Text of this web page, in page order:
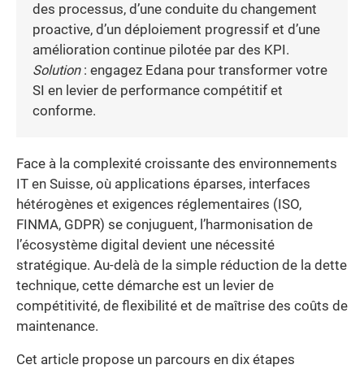
des processus, d’une conduite du changement
proactive, d’un déploiement progressif et d’une
amélioration continue pilotée par des KPI.
Solution: engagez Edana pour transformer votre
SI en levier de performance compétitif et
conforme.
Face à la complexité croissante des environnements
IT en Suisse, où applications éparses, interfaces
hétérogènes et exigences réglementaires (ISO,
FINMA, GDPR) se conjuguent, l’harmonisation de
l’écosystème digital devient une nécessité
stratégique. Au-delà de la simple réduction de la dette
technique, cette démarche est un levier de
compétitivité, de flexibilité et de maîtrise des coûts de
maintenance.
Cet article propose un parcours en dix étapes